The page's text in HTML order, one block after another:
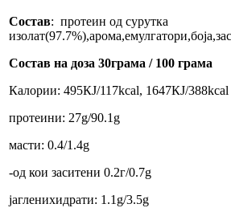
Состав: протеин од сурутка
Состав на доза 30грама / 100 грама
Калории: 495КЈ/117kcal, 1647КЈ/388kcal
протеини: 27g/90.1g
масти: 0.4/1.4g
-од кои заситени 0.2г/0.7g
јагленихидрати: 1.1g/3.5g